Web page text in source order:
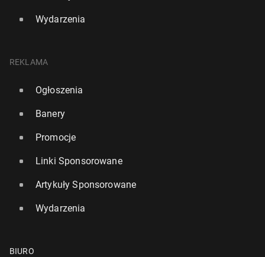
Wydarzenia
REKLAMA
Ogłoszenia
Banery
Promocje
Linki Sponsorowane
Artykuły Sponsorowane
Wydarzenia
BIURO